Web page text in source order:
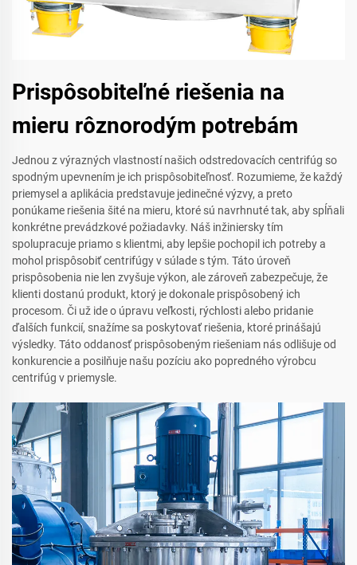
Prispôsobiteľné riešenia na
mieru rôznorodým potrebám
Jednou z výrazných vlastností našich odstredovacích centrifúg so
spodným upevnením je ich prispôsobiteľnosť. Rozumieme, že každý
priemysel a aplikácia predstavuje jedinečné výzvy, a preto
ponúkame riešenia šité na mieru, ktoré sú navrhnuté tak, aby spĺňali
konkrétne prevádzkové požiadavky. Náš inžiniersky tím
spolupracuje priamo s klientmi, aby lepšie pochopil ich potreby a
mohol prispôsobiť centrifúgy v súlade s tým. Táto úroveň
prispôsobenia nie len zvyšuje výkon, ale zároveň zabezpečuje, že
klienti dostanú produkt, ktorý je dokonale prispôsobený ich
procesom. Či už ide o úpravu veľkosti, rýchlosti alebo pridanie
ďalších funkcií, snažíme sa poskytovať riešenia, ktoré prinášajú
výsledky. Táto oddanosť prispôsobeným riešeniam nás odlišuje od
konkurencie a posilňuje našu pozíciu ako popredného výrobcu
centrifúg v priemysle.